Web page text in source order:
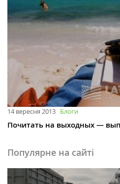
14 вересня 2013 Блоги
Почитать на выходных —
Популярне на сайті